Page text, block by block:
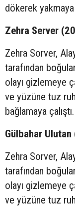
dökerek yakmaya
Zehra Server
Zehra Sorver,
tarafından
olayı gizlemeye
ve yüzüne tuz
bağlamaya çalıştı.
Gülbahar
Zehra Sorver,
tarafından
olayı gizlemeye
ve yüzüne tuz